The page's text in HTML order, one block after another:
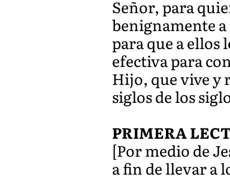
Señor, para
benignamente a
para que a ellos
efectiva para
Hijo, que vive y
siglos de los
PRIMERA
[Por medio de
a fin de llevar a